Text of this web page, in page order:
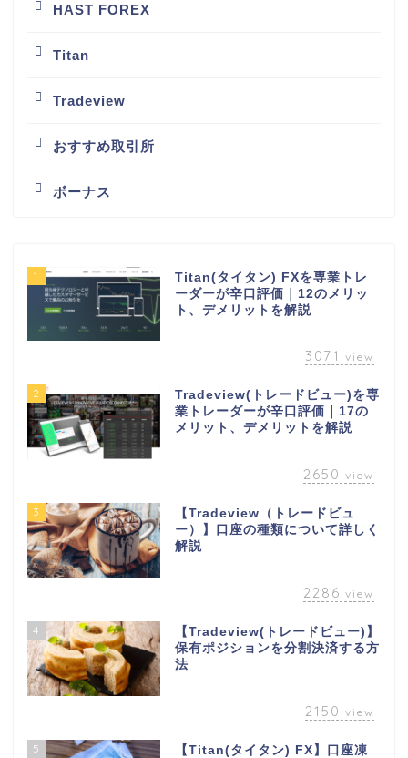
HAST FOREX
Titan
Tradeview
おすすめ取引所
ボーナス
1
Titan(タイタン) FXを専業トレ
ーダーが辛口評価｜12のメリッ
ト、デメリットを解説
3071 view
2
Tradeview(トレードビュー)を専
業トレーダーが辛口評価｜17の
メリット、デメリットを解説
2650 view
3
【Tradeview（トレードビュ
ー）】口座の種類について詳しく
解説
2286 view
4
【Tradeview(トレードビュー)】
保有ポジションを分割決済する方
法
2150 view
5
【Titan(タイタン) FX】口座凍